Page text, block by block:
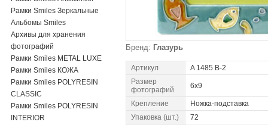
Рамки Smiles Зеркальные
Альбомы Smiles
Архивы для хранения
фотографий
Рамки Smiles METAL LUXE
Рамки Smiles КОЖА
Рамки Smiles POLYRESIN
CLASSIC
Рамки Smiles POLYRESIN
INTERIOR
Бренд: Глазурь
Артикул
A 1485 B-2
Размер
фотографий
6x9
Крепление
Ножка-подставка
Упаковка (шт.)
72